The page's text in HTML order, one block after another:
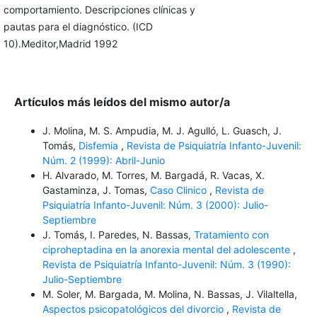
comportamiento. Descripciones clínicas y
pautas para el diagnóstico. (ICD
10).Meditor,Madrid 1992
Artículos más leídos del mismo autor/a
J. Molina, M. S. Ampudia, M. J. Agulló, L. Guasch, J.
Tomás, Disfemia , Revista de Psiquiatría Infanto-Juvenil:
Núm. 2 (1999): Abril-Junio
H. Alvarado, M. Torres, M. Bargadá, R. Vacas, X.
Gastaminza, J. Tomas, Caso Clinico , Revista de
Psiquiatría Infanto-Juvenil: Núm. 3 (2000): Julio-
Septiembre
J. Tomás, I. Paredes, N. Bassas, Tratamiento con
ciproheptadina en la anorexia mental del adolescente ,
Revista de Psiquiatría Infanto-Juvenil: Núm. 3 (1990):
Julio-Septiembre
M. Soler, M. Bargada, M. Molina, N. Bassas, J. Vilaltella,
Aspectos psicopatológicos del divorcio , Revista de